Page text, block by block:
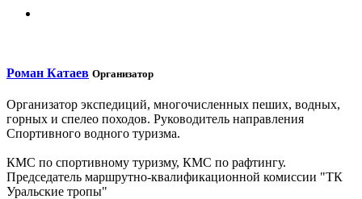
Роман Катаев Организатор
Организатор экспедиций, многочисленных пеших, водных,
горных и спелео походов. Руководитель направления
Спортивного водного туризма.
КМС по спортивному туризму, КМС по рафтингу.
Председатель маршрутно-квалификационной комиссии "ТК
Уральские тропы"